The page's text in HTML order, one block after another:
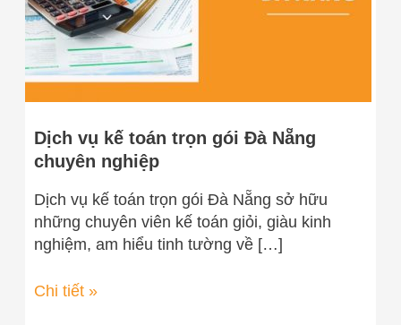
Dịch vụ kế toán trọn gói Đà Nẵng
chuyên nghiệp
Dịch vụ kế toán trọn gói Đà Nẵng sở hữu
những chuyên viên kế toán giỏi, giàu kinh
nghiệm, am hiểu tinh tường về […]
Nẵng
chuyên
nghiệp
Chi tiết »